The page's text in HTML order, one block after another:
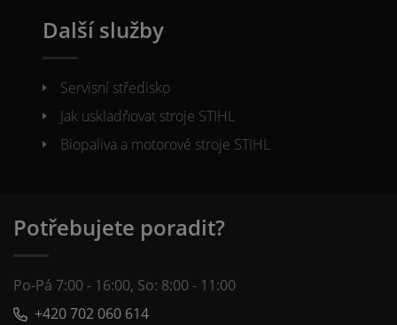
Další služby
Servisní středisko
Jak uskladňovat stroje STIHL
Biopaliva a motorové stroje STIHL
Potřebujete poradit?
Po-Pá 7:00 - 16:00, So: 8:00 - 11:00
+420 702 060 614